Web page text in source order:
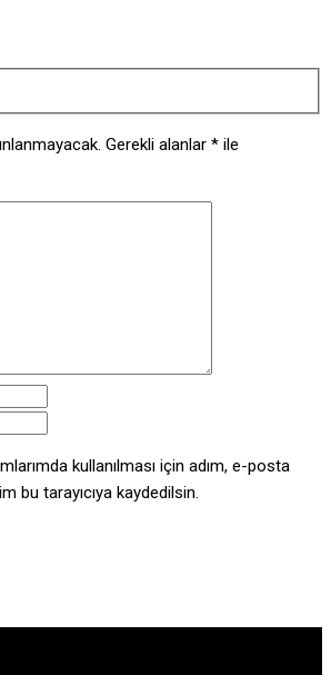
Gerekli alanlar * ile
kullanılması için adım, e-posta
bu tarayıcıya kaydedilsin.